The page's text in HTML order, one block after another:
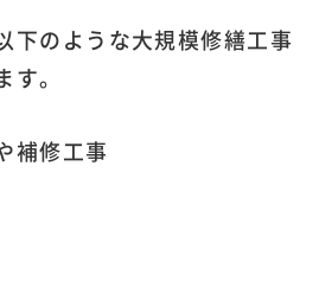
下のような大規模修繕工事
。
補修工事